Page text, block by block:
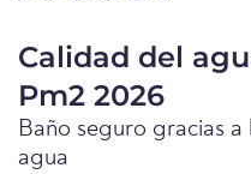
Calidad del
Pm2 2026
Baño seguro gracias
agua